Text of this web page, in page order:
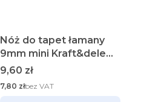
Nóż do tapet łamany
9mm mini Kraft&dele
KD10967
Cena
9,60 zł
Cena
7,80 złbez VAT